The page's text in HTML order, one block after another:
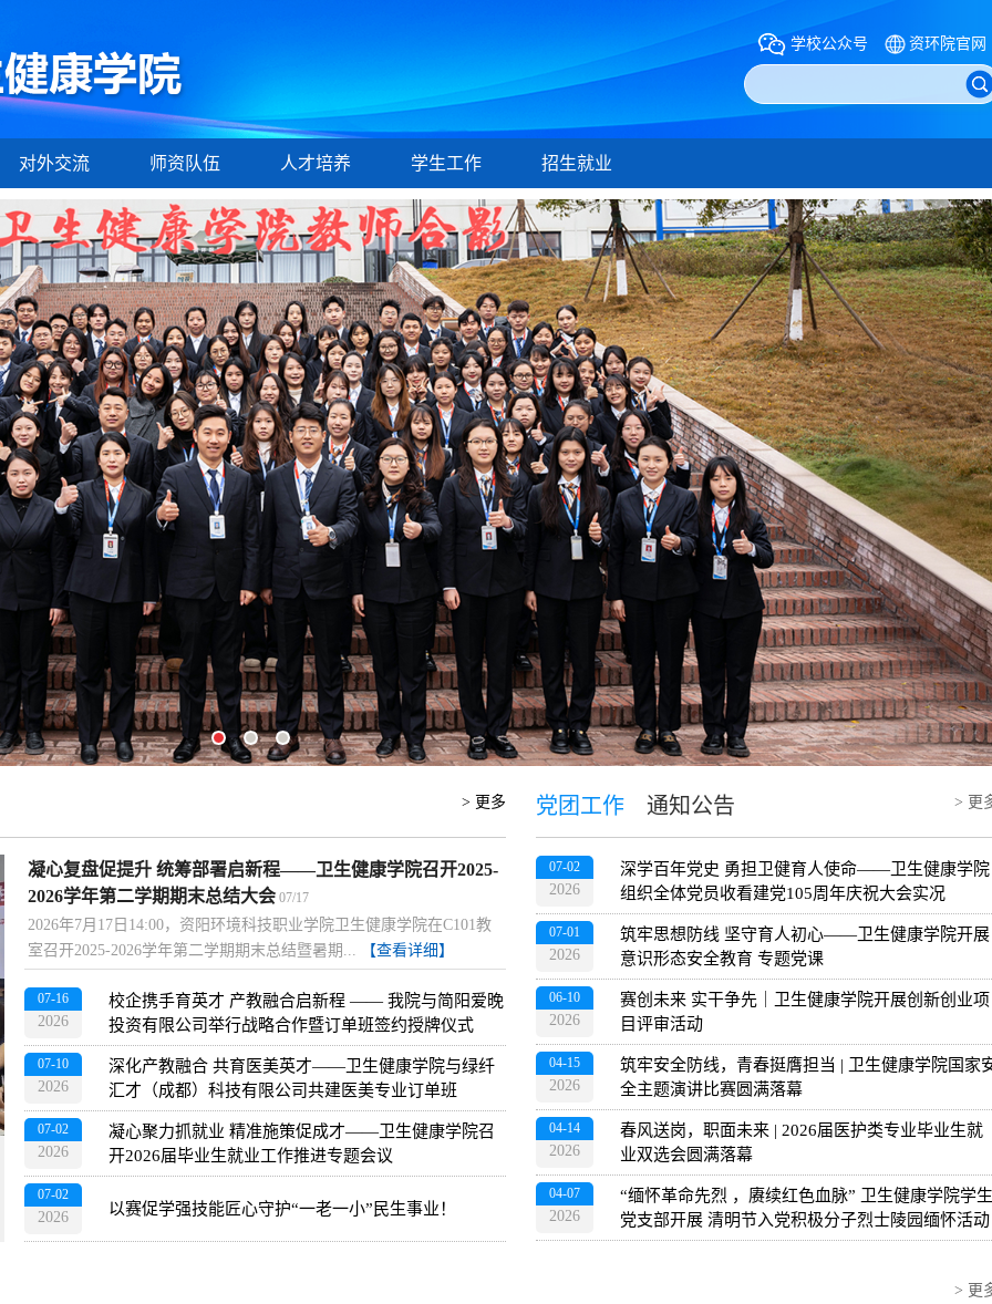
学校公众号 资环院官网
对外交流 师资队伍 人才培养 学生工作 招生就业
> 更多
凝心复盘促提升 统筹部署启新程——卫生健康学院召开2025-
2026学年第二学期期末总结大会
2026-07-17
凝心复盘促提升 统筹部署启新程——卫生健康学院召开2025-
2026学年第二学期期末总结大会 07/17
2026年7月17日14:00，资阳环境科技职业学院卫生健康学院在C101教
室召开2025-2026学年第二学期期末总结暨暑期...
【查看详细】
07-16
2026
校企携手育英才 产教融合启新程 —— 我院与简阳爱晚
投资有限公司举行战略合作暨订单班签约授牌仪式
07-10
2026
深化产教融合 共育医美英才——卫生健康学院与绿纤
汇才（成都）科技有限公司共建医美专业订单班
07-02
2026
凝心聚力抓就业 精准施策促成才——卫生健康学院召
开2026届毕业生就业工作推进专题会议
07-02
2026 以赛促学强技能匠心守护“一老一小”民生事业！
党团工作 通知公告 > 更
07-02
2026
深学百年党史 勇担卫健育人使命——卫生健康学院
组织全体党员收看建党105周年庆祝大会实况
07-01
2026
筑牢思想防线 坚守育人初心——卫生健康学院开展
意识形态安全教育 专题党课
06-10
2026
赛创未来 实干争先｜卫生健康学院开展创新创业项
目评审活动
04-15
2026
筑牢安全防线，青春挺膺担当 | 卫生健康学院国家
全主题演讲比赛圆满落幕
04-14
2026
春风送岗，职面未来 | 2026届医护类专业毕业生就
业双选会圆满落幕
04-07
2026
“缅怀革命先烈 ，赓续红色血脉” 卫生健康学院学生
党支部开展 清明节入党积极分子烈士陵园缅怀活动
> 更